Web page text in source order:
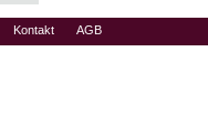
Kontakt AGB